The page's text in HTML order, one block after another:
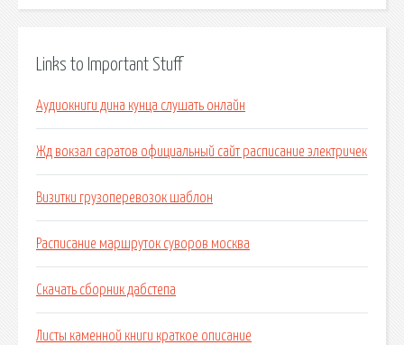
Links to Important Stuff
Аудиокниги дина кунца слушать онлайн
Жд вокзал саратов официальный сайт расписание электричек
Визитки грузоперевозок шаблон
Расписание маршруток суворов москва
Скачать сборник дабстепа
Листы каменной книги краткое описание